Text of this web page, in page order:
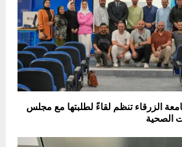
الزرقاء تنظم لقاءً لطلبتها مع مجلس
الصحية